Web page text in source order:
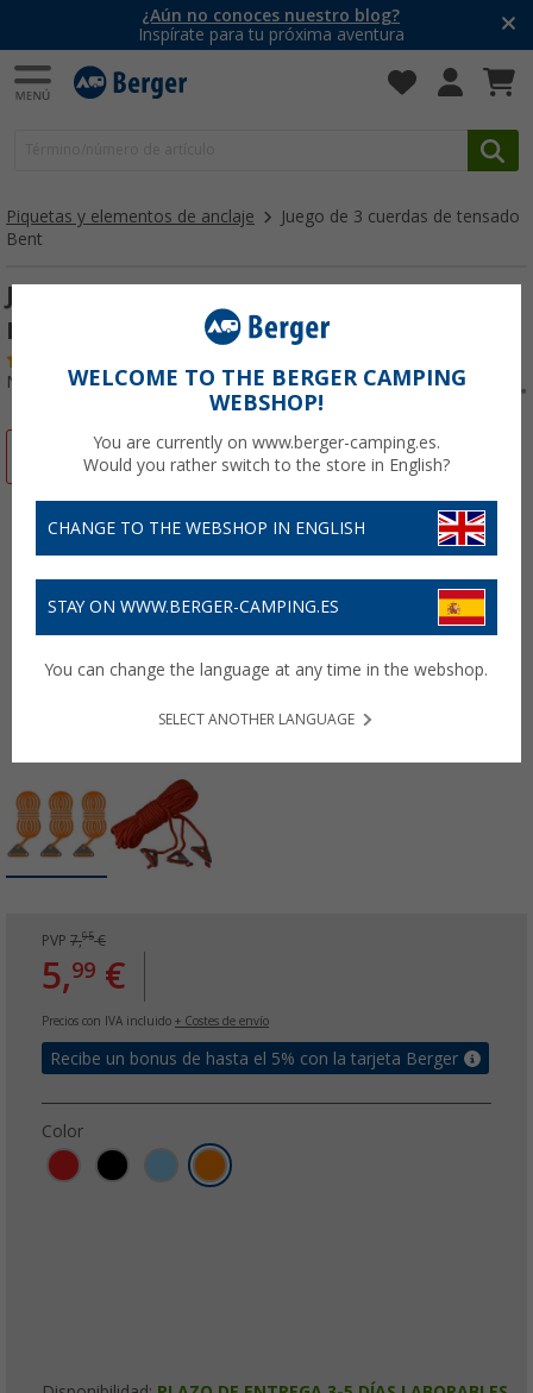
¿Aún no conoces nuestro blog?
Inspírate para tu próxima aventura
Piquetas y elementos de anclaje
Juego de 3 cuerdas de tensado
Bent
Juego de 3 cuerdas de tensado naranja
Bent
Nº de artículo 306660
-24%
PVP 7,95€
5,99 €
Precios con IVA incluido + Costes de envío
Recibe un bonus de hasta el 5% con la tarjeta Berger
Color
WELCOME TO THE BERGER CAMPING
WEBSHOP!
You are currently on www.berger-camping.es.
Would you rather switch to the store in English?
CHANGE TO THE WEBSHOP IN ENGLISH
STAY ON WWW.BERGER-CAMPING.ES
You can change the language at any time in the webshop.
SELECT ANOTHER LANGUAGE